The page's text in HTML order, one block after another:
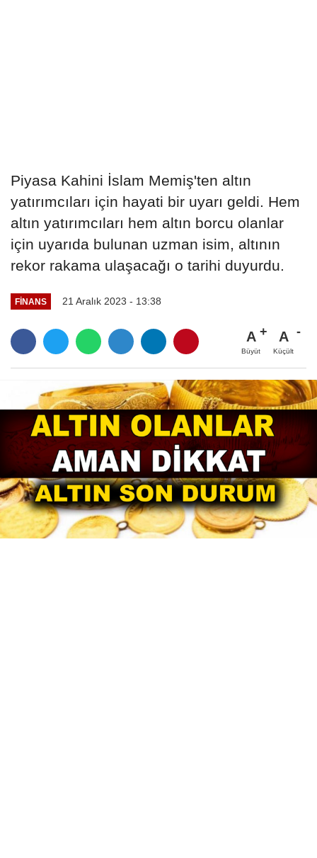
Piyasa Kahini İslam Memiş'ten altın
yatırımcıları için hayati bir uyarı geldi. Hem
altın yatırımcıları hem altın borcu olanlar
için uyarıda bulunan uzman isim, altının
rekor rakama ulaşacağı o tarihi duyurdu.
FINANS 21 Aralık 2023 - 13:38
A
Büyüt
A
Küçült